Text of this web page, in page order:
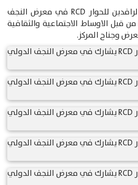
ولاقت مشاركة مركز الرافدين للحوار RCD في معرض النجف
من قبل الاوساط الاجتماعية والثقافية
وجناح المركز.